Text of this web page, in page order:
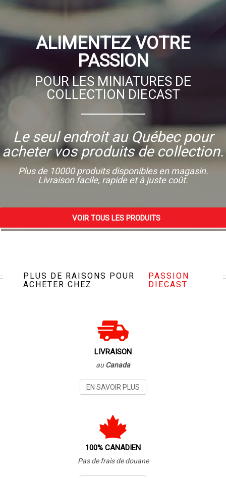
ALIMENTEZ VOTRE
PASSION
POUR LES MINIATURES DE
COLLECTION DIECAST
Le seul endroit au Québec pour
acheter vos produits de collection.
Plus de 10000 produits disponibles en magasin.
Livraison facile, rapide et à juste coût.
VOIR TOUS LES PRODUITS
PLUS DE RAISONS POUR
ACHETER CHEZ
PASSION
DIECAST
LIVRAISON
auCanada
EN SAVOIR PLUS
100% CANADIEN
Pas de frais de douane